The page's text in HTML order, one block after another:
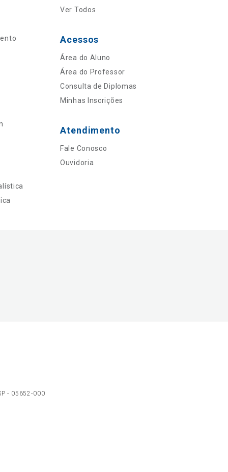
Ver Todos
Acessos
Área do Aluno
Área do Professor
Consulta de Diplomas
Minhas Inscrições
Atendimento
Fale Conosco
Ouvidoria
- 05652-000